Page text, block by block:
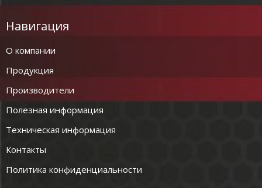
Навигация
О компании
Продукция
Производители
Полезная информация
Техническая информация
Контакты
Политика конфиденциальности